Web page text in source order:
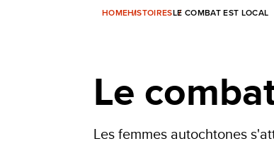
HOMEHISTOIRESLE COMBAT EST LOCAL
Le
Les femmes autochtones